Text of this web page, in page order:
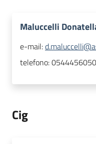
Maluccelli
e-mail:
telefono:0544456050
Cig